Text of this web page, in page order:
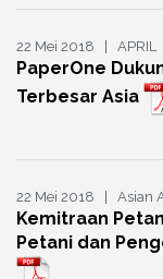
22 Mei 2018 | APRIL
PaperOne
Terbesar Asia
22 Mei 2018 | Asian
Kemitraan
Petani dan